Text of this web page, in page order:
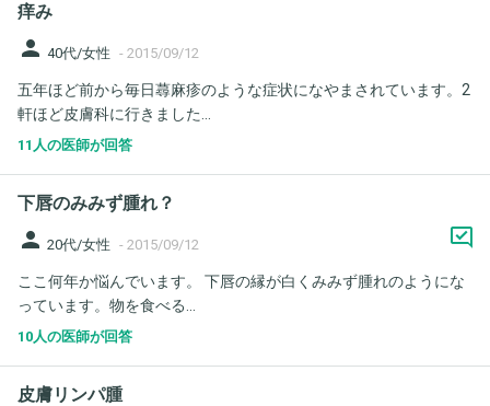
痒み
person 40代/女性 - 2015/09/12
五年ほど前から毎日蕁麻疹のような症状になやまされています。2
軒ほど皮膚科に行きました...
11人の医師が回答
下唇のみみず腫れ？
person 20代/女性 - 2015/09/12
ここ何年か悩んでいます。 下唇の縁が白くみみず腫れのようにな
っています。物を食べる...
10人の医師が回答
皮膚リンパ腫